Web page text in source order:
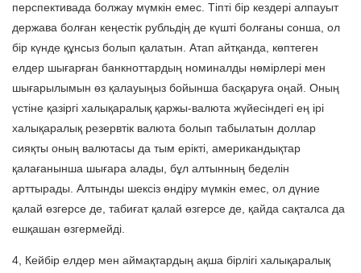
перспективада болжау мүмкін емес. Тіпті бір кездері алпауыт
держава болған кеңестік рубльдің де күшті болғаны сонша, ол
бір күнде құнсыз болып қалатын. Атап айтқанда, көптеген
елдер шығарған банкноттардың номиналды нөмірлері мен
шығарылымын өз қалауыңыз бойынша басқаруға оңай. Оның
үстіне қазіргі халықаралық қаржы-валюта жүйесіндегі ең ірі
халықаралық резервтік валюта болып табылатын доллар
сияқты оның валютасы да тым ерікті, американдықтар
қалағанынша шығара алады, бұл алтынның беделін
арттырады. Алтынды шексіз өндіру мүмкін емес, ол дүние
қалай өзгерсе де, табиғат қалай өзгерсе де, қайда сақталса да
ешқашан өзгермейді.
4, Кейбір елдер мен аймақтардың ақша бірлігі халықаралық